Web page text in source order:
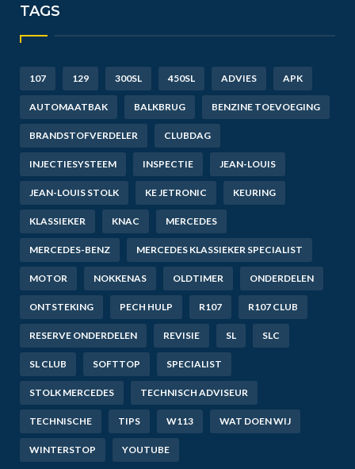
TAGS
107 129 300SL 450SL ADVIES APK
AUTOMAATBAK BALKBRUG BENZINE TOEVOEGING
BRANDSTOFVERDELER CLUBDAG
INJECTIESYSTEEM INSPECTIE JEAN-LOUIS
JEAN-LOUIS STOLK KE JETRONIC KEURING
KLASSIEKER KNAC MERCEDES
MERCEDES-BENZ MERCEDES KLASSIEKER SPECIALIST
MOTOR NOKKENAS OLDTIMER ONDERDELEN
ONTSTEKING PECH HULP R107 R107 CLUB
RESERVE ONDERDELEN REVISIE SL SLC
SL CLUB SOFTTOP SPECIALIST
STOLK MERCEDES TECHNISCH ADVISEUR
TECHNISCHE TIPS W113 WAT DOEN WIJ
WINTERSTOP YOUTUBE